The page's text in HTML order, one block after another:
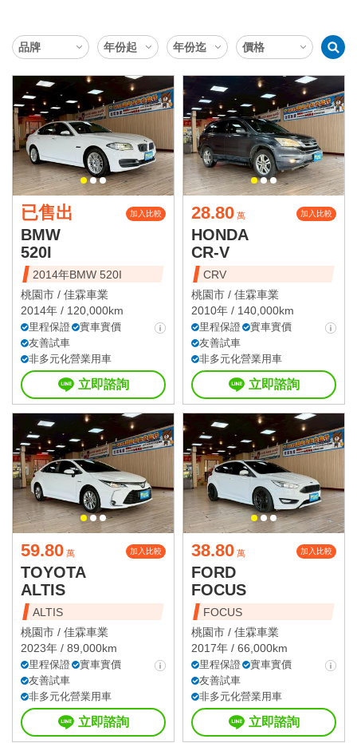
已售出 加入比較
BMW
520I
2014年BMW 520I
桃園市 / 佳霖車業
2014年 / 120,000km
里程保證
實車實價
友善試車
非多元化營業用車
立即諮詢
28.80 萬 加入比較
HONDA
CR-V
CRV
桃園市 / 佳霖車業
2010年 / 140,000km
里程保證
實車實價
友善試車
非多元化營業用車
立即諮詢
59.80 萬 加入比較
TOYOTA
ALTIS
ALTIS
桃園市 / 佳霖車業
2023年 / 89,000km
里程保證
實車實價
友善試車
非多元化營業用車
立即諮詢
38.80 萬 加入比較
FORD
FOCUS
FOCUS
桃園市 / 佳霖車業
2017年 / 66,000km
里程保證
實車實價
友善試車
非多元化營業用車
立即諮詢